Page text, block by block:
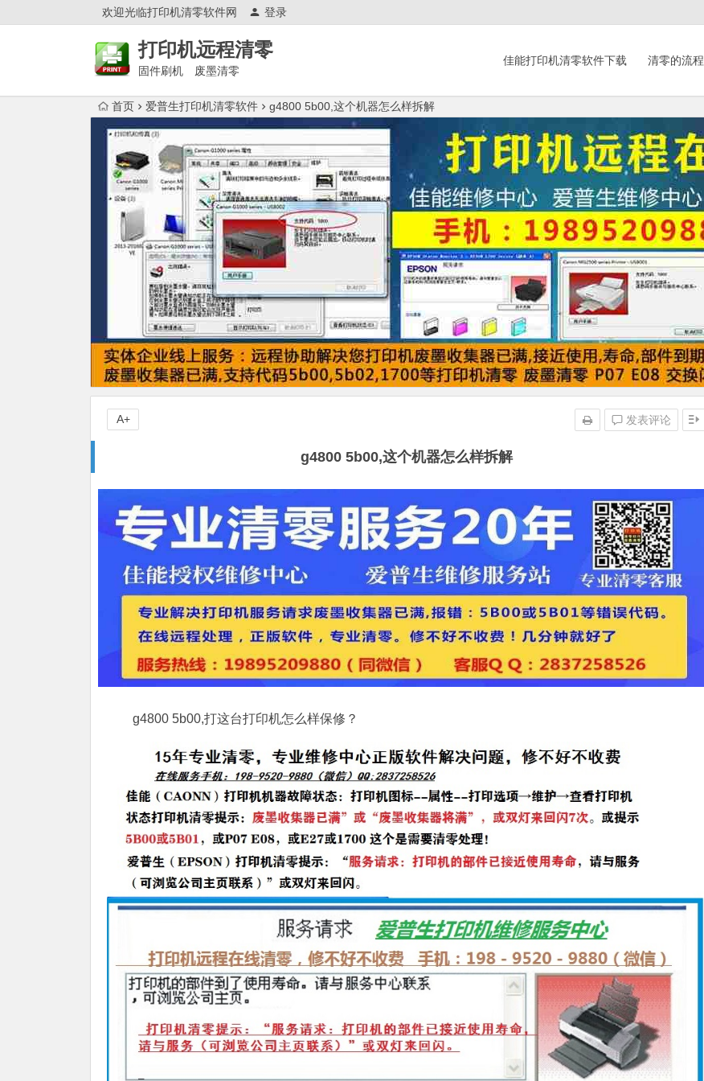
欢迎光临打印机清零软件网 登录
打印机远程清零
固件刷机 废墨清零
佳能打印机清零软件下载 清零的流程
首页 爱普生打印机清零软件 g4800 5b00,这个机器怎么样拆解
g4800 5b00,这个机器怎么样拆解
发表评论
A+
g4800 5b00,打这台打印机怎么样保修？